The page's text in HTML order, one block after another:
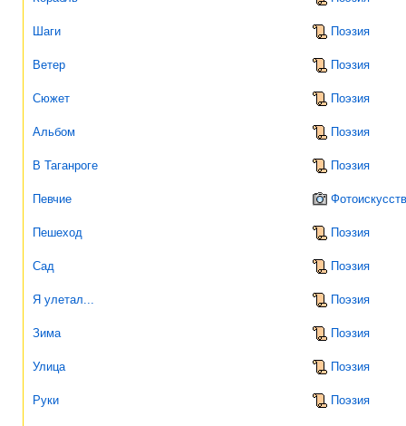
Шаги Поэзия
Ветер Поэзия
Сюжет Поэзия
Альбом Поэзия
В Таганроге Поэзия
Певчие
Пешеход Поэзия
Сад Поэзия
Я улетал... Поэзия
Зима Поэзия
Улица Поэзия
Руки Поэзия